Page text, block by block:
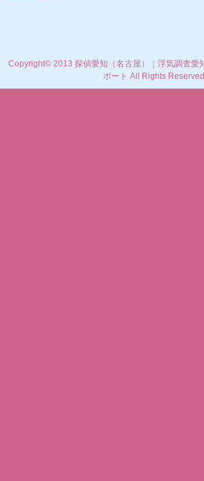
Copyright© 2013 探偵愛知（名古屋）｜浮気調査愛
ポート All Rights